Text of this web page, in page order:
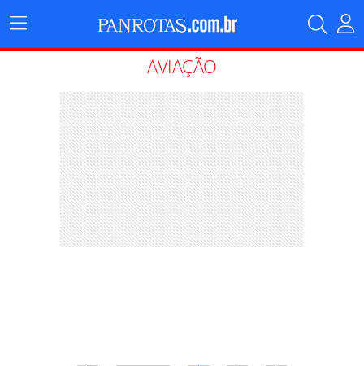
Menu
Principal
AVIAÇÃO